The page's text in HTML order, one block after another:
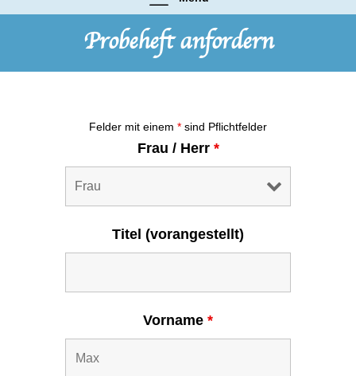
Probeheft anfordern
Felder mit einem * sind Pflichtfelder
Frau / Herr *
Titel (vorangestellt)
Vorname *